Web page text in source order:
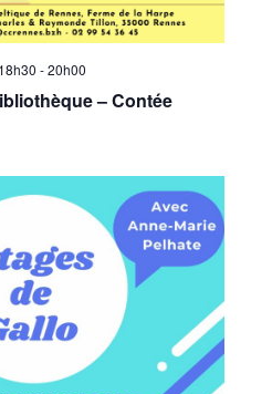
-20h00
– Contée